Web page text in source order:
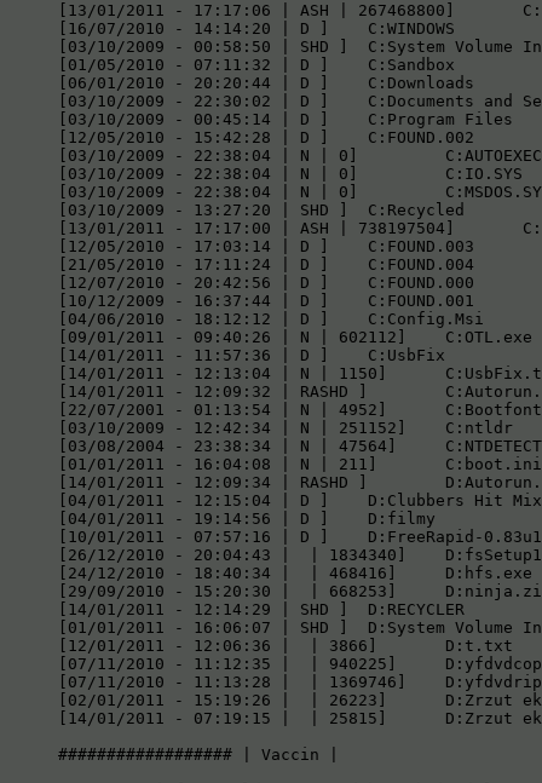
[13/01/2011 - 17:17:06 | ASH | 267468800] 	C:hiberfil.sys
[16/07/2010 - 14:14:20 | D ] 	C:WINDOWS
[03/10/2009 - 00:58:50 | SHD ] 	C:System Volume Information
[01/05/2010 - 07:11:32 | D ] 	C:Sandbox
[06/01/2010 - 20:20:44 | D ] 	C:Downloads
[03/10/2009 - 22:30:02 | D ] 	C:Documents and Settings
[03/10/2009 - 00:45:14 | D ] 	C:Program Files
[12/05/2010 - 15:42:28 | D ] 	C:FOUND.002
[03/10/2009 - 22:38:04 | N | 0] 	C:AUTOEXEC.BAT
[03/10/2009 - 22:38:04 | N | 0] 	C:IO.SYS
[03/10/2009 - 22:38:04 | N | 0] 	C:MSDOS.SYS
[03/10/2009 - 13:27:20 | SHD ] 	C:Recycled
[13/01/2011 - 17:17:00 | ASH | 738197504] 	C:pagefile.sys
[12/05/2010 - 17:03:14 | D ] 	C:FOUND.003
[21/05/2010 - 17:11:24 | D ] 	C:FOUND.004
[12/07/2010 - 20:42:56 | D ] 	C:FOUND.000
[10/12/2009 - 16:37:44 | D ] 	C:FOUND.001
[04/06/2010 - 18:12:12 | D ] 	C:Config.Msi
[09/01/2011 - 09:40:26 | N | 602112] 	C:OTL.exe
[14/01/2011 - 11:57:36 | D ] 	C:UsbFix
[14/01/2011 - 12:13:04 | N | 1150] 	C:UsbFix.txt
[14/01/2011 - 12:09:32 | RASHD ] 	C:Autorun.inf
[22/07/2001 - 01:13:54 | N | 4952] 	C:Bootfont.bin
[03/10/2009 - 12:42:34 | N | 251152] 	C:ntldr
[03/08/2004 - 23:38:34 | N | 47564] 	C:NTDETECT.COM
[01/01/2011 - 16:04:08 | N | 211] 	C:boot.ini
[14/01/2011 - 12:09:34 | RASHD ] 	D:Autorun.inf
[04/01/2011 - 12:15:04 | D ] 	D:Clubbers Hit Mix - Top Year Trance 2010
[04/01/2011 - 19:14:56 | D ] 	D:filmy
[10/01/2011 - 07:57:16 | D ] 	D:FreeRapid-0.83u1
[26/12/2010 - 20:04:43 |  | 1834340] 	D:fsSetup130.exe
[24/12/2010 - 18:40:34 |  | 468416] 	D:hfs.exe
[29/09/2010 - 15:20:30 |  | 668253] 	D:ninja.zip
[14/01/2011 - 12:14:29 | SHD ] 	D:RECYCLER
[01/01/2011 - 16:06:07 | SHD ] 	D:System Volume Information
[12/01/2011 - 12:06:36 |  | 3866] 	D:t.txt
[07/11/2010 - 11:12:35 |  | 940225] 	D:yfdvdcopy.exe
[07/11/2010 - 11:13:28 |  | 1369746] 	D:yfdvdripper.exe
[02/01/2011 - 15:19:26 |  | 26223] 	D:Zrzut ekranu-1.jpg
[14/01/2011 - 07:19:15 |  | 25815] 	D:Zrzut ekranu-2.jpg
################## | Vaccin |